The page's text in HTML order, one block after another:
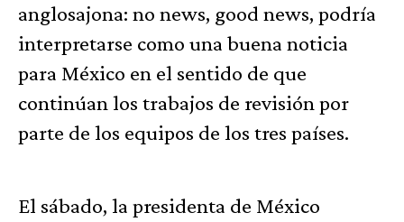
anglosajona: no news, good news, podría
interpretarse como una buena noticia
para México en el sentido de que
continúan los trabajos de revisión por
parte de los equipos de los tres países.
El sábado, la presidenta de México